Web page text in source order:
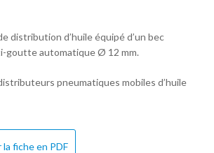
distribution d’huile équipé d’un bec
goutte automatique Ø 12 mm.
pneumatiques mobiles d’huile
fiche en PDF